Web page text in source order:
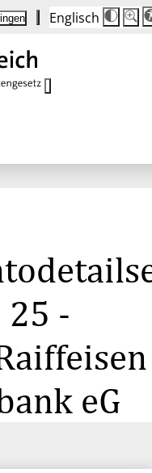
Englisch
Die
auf
100
100
-
eG